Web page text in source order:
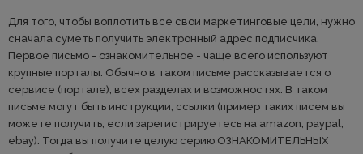
Для того, чтобы воплотить все свои маркетинговые цели, нужно
сначала суметь получить электронный адрес подписчика.
Первое письмо - ознакомительное - чаще всего используют
крупные порталы. Обычно в таком письме рассказывается о
сервисе (портале), всех разделах и возможностях. В таком
письме могут быть инструкции, ссылки (пример таких писем вы
можете получить, если зарегистрируетесь на amazon, paypal,
ebay). Тогда вы получите целую серию ОЗНАКОМИТЕЛЬНЫХ